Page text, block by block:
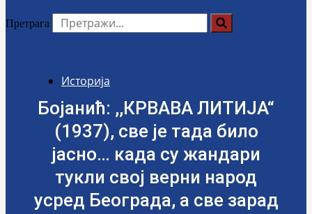
Претрага
Историја
Бојанић: ,,КРВАВА ЛИТИЈА“
(1937), све је тада било
јасно… када су жандари
тукли свој верни народ
усред Београда, а све зарад